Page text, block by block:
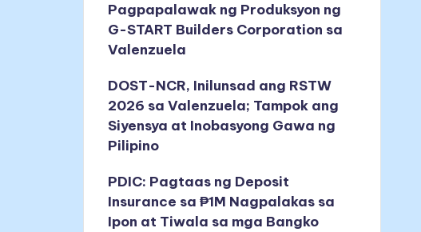
Pagpapalawak ng Produksyon ng
G-START Builders Corporation sa
Valenzuela
DOST-NCR, Inilunsad ang RSTW
2026 sa Valenzuela; Tampok ang
Siyensya at Inobasyong Gawa ng
Pilipino
PDIC: Pagtaas ng Deposit
Insurance sa ₱1M Nagpalakas sa
Ipon at Tiwala sa mga Bangko